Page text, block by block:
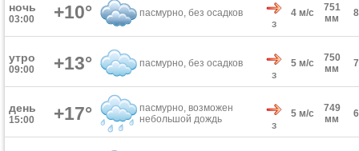
ночь
03:00 +10° пасмурно, без осадков
З
4 м/с
751
мм
утро
09:00 +13° пасмурно, без осадков
З
5 м/с
750
мм
день
15:00 +17°
пасмурно, возможен
небольшой дождь
З
5 м/с
749
мм